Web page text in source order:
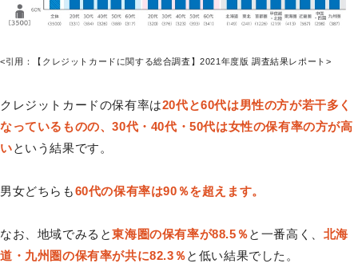
<引用：【クレジットカードに関する総合調査】2021年度版 調査結果レポート>
クレジットカードの保有率は20代と60代は男性の方が若干多く
なっているものの、30代・40代・50代は女性の保有率の方が高
いという結果です。
男女どちらも60代の保有率は90％を超えます。
なお、地域でみると東海圏の保有率が88.5％と一番高く、 北海
道・九州圏の保有率が共に82.3％と低い結果でした。